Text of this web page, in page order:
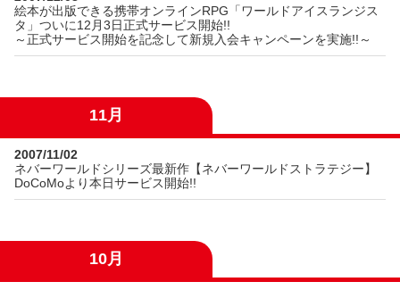
絵本が出版できる携帯オンラインRPG「ワールドアイスランジス
タ」ついに12月3日正式サービス開始!!
～正式サービス開始を記念して新規入会キャンペーンを実施!!～
11月
2007/11/02
ネバーワールドシリーズ最新作【ネバーワールドストラテジー】
DoCoMoより本日サービス開始!!
10月